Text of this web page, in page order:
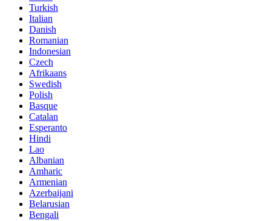
Turkish
Italian
Danish
Romanian
Indonesian
Czech
Afrikaans
Swedish
Polish
Basque
Catalan
Esperanto
Hindi
Lao
Albanian
Amharic
Armenian
Azerbaijani
Belarusian
Bengali